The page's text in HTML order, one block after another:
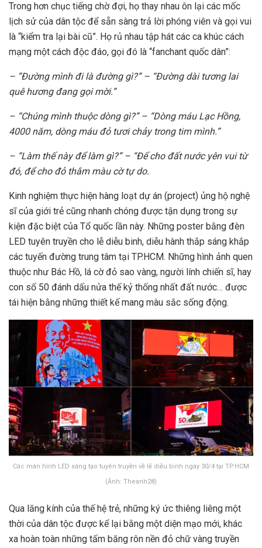
Trong hơn chục tiếng chờ đợi, họ thay nhau ôn lại các mốc
lịch sử của dân tộc để sẵn sàng trả lời phóng viên và gọi vui
là “kiểm tra lại bài cũ”. Họ rủ nhau tập hát các ca khúc cách
mạng một cách độc đáo, gọi đó là “fanchant quốc dân”:
– ”Đường mình đi là đường gì?” – “Đường dài tương lai
quê hương đang gọi mời.”
– “Chúng mình thuộc dòng gì?” – “Dòng máu Lạc Hồng,
4000 năm, dòng máu đỏ tươi chảy trong tim mình.”
– “Làm thế này để làm gì?” – “Để cho đất nước yên vui từ
đó, để cho đỏ thắm màu cờ tự do.
Kinh nghiệm thực hiện hàng loạt dự án (project) ủng hộ nghệ
sĩ của giới trẻ cũng nhanh chóng được tận dụng trong sự
kiện đặc biệt của Tổ quốc lần này. Những poster bằng đèn
LED tuyên truyền cho lễ diễu binh, diễu hành thắp sáng khắp
các tuyến đường trung tâm tại TP.HCM. Những hình ảnh quen
thuộc như Bác Hồ, lá cờ đỏ sao vàng, người lính chiến sĩ, hay
con số 50 đánh dấu nửa thế kỷ thống nhất đất nước… được
tái hiện bằng những thiết kế mang màu sắc sống động.
Các màn hình LED sáng tạo tuyên truyền về lễ diễu binh ngày 30/4 tại TP.HCM
(Ảnh: Theanh28)
Qua lăng kính của thế hệ trẻ, những ký ức thiêng liêng một
thời của dân tộc được kể lại bằng một diện mạo mới, khác
xa hoàn toàn những tấm băng rôn nền đỏ chữ vàng truyền